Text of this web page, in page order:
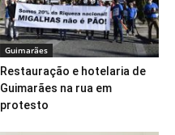
Guimarães
Restauração e hotelaria de
Guimarães na rua em
protesto